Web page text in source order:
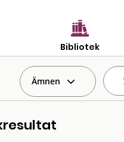
Bibliotek
Ämnen